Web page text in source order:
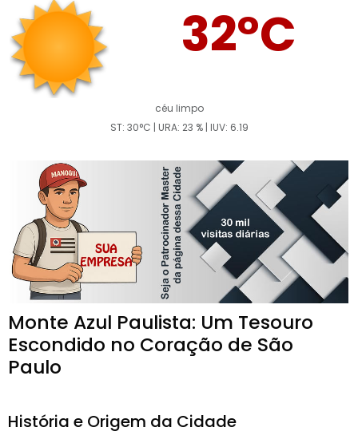
32°C
céu limpo
ST: 30°C | URA: 23 % | IUV: 6.19
Monte Azul Paulista: Um Tesouro
Escondido no Coração de São
Paulo
História e Origem da Cidade